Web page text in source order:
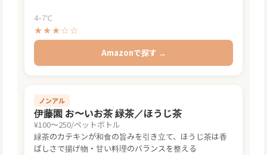
4–7℃
★★★☆☆
Amazonで探す →
ノンアル
伊藤園 お〜いお茶 緑茶／ほうじ茶
¥100〜250/ペットボトル
緑茶のカテキンが和食の旨みを引き立て、ほうじ茶は香
ばしさで揚げ物・甘い料理のバランスを整える